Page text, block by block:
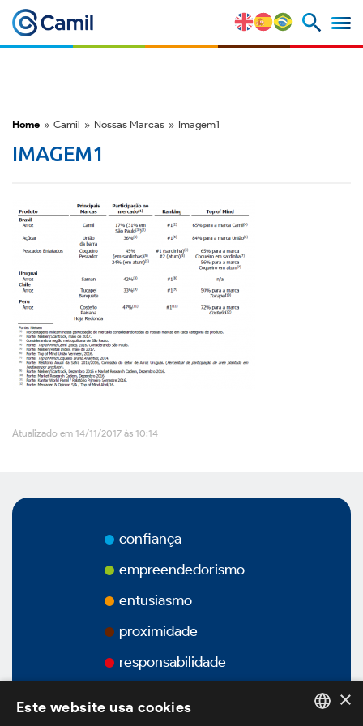
Perfil Corporativo
Estratégia e Vantagens
Competitivas
Fatores de Risco
M&A e Mercado de Capitais
ESG
Prêmios
Governança Corporativa
Visão Geral
Estatuto Social
Estrutura Acionária
Home » Camil » Nossas Marcas » Imagem1
IMAGEM1
Atualizado em 14/11/2017 às 10:14
confiança
empreendedorismo
entusiasmo
proximidade
responsabilidade
×
Este website usa cookies